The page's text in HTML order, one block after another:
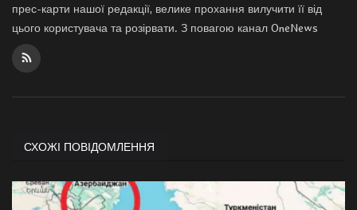
прес-карти нашої редакції, велике прохання вилучити її від
цього користувача та розірвати. З повагою канал OneNews
СХОЖІ ПОВІДОМЛЕННЯ